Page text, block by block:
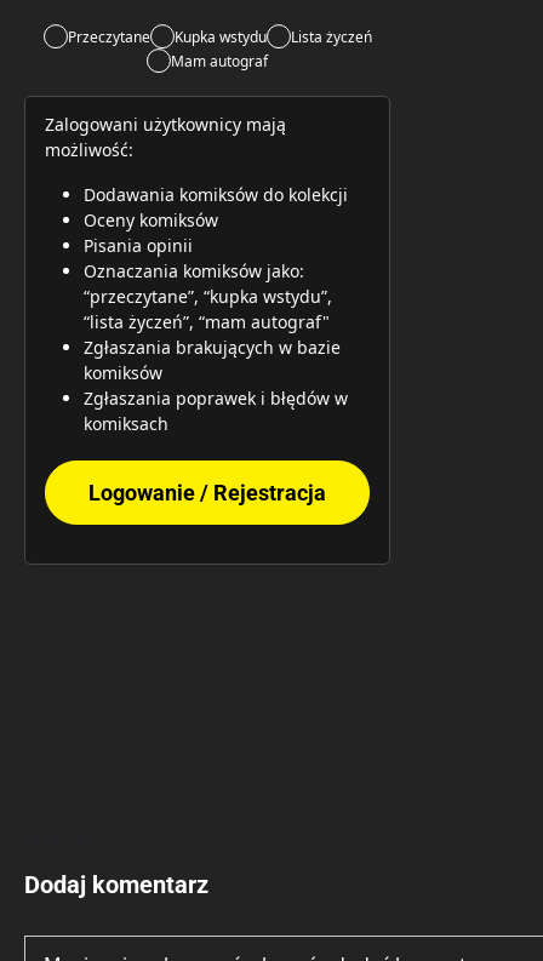
Przeczytane Kupka wstydu
Lista życzeń
Mam autograf
Zalogowani użytkownicy mają
możliwość:
Dodawania komiksów do kolekcji
Oceny komiksów
Pisania opinii
Oznaczania komiksów jako:
“przeczytane”, “kupka wstydu”,
“lista życzeń”, “mam autograf"
Zgłaszania brakujących w bazie
komiksów
Zgłaszania poprawek i błędów w
komiksach
Logowanie / Rejestracja
Dodaj komentarz